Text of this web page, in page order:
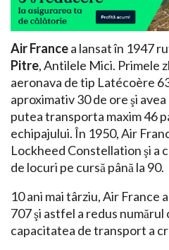
Air Francea lansat în 1947
Pitre, Antilele Mici. Primele
aeronava de tip Latécoère
aproximativ 30 de ore şi
putea transporta maxim 46
echipajului. În 1950, Air
Lockheed Constellation şi a
de locuri pe cursă până la 90.
10 ani mai târziu, Air France
707 şi astfel a redus
capacitatea de transport a